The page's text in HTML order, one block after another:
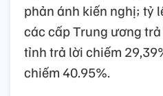
phản ánh kiến nghị; tỷ
các cấp Trung ương
tỉnh trả lời chiếm
chiếm 40.95%.